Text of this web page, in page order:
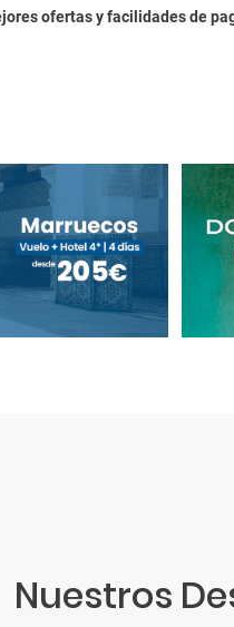
ofertas y facilidades de
Nuestros